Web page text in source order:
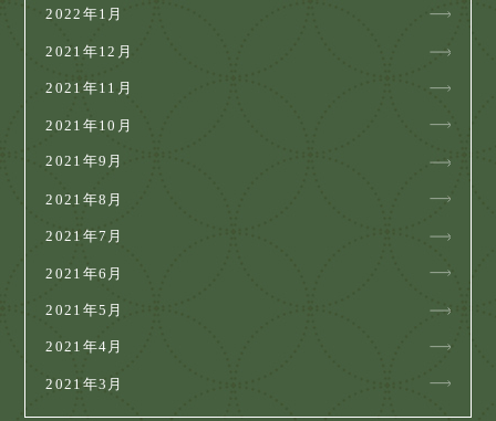
2022年1月
2021年12月
2021年11月
2021年10月
2021年9月
2021年8月
2021年7月
2021年6月
2021年5月
2021年4月
2021年3月